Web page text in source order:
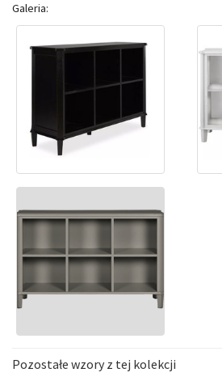
Galeria:
Pozostałe wzory z tej kolekcji